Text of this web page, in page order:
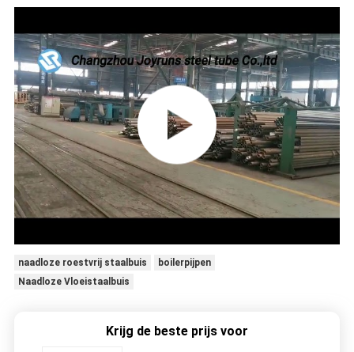
naadloze roestvrij staalbuis
boilerpijpen
Naadloze Vloeistaalbuis
Krijg de beste prijs voor